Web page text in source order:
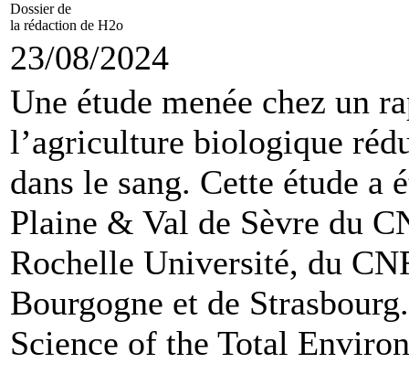
Dossier de
la rédaction de H2o
23/08/2024
Une étude menée chez un
l’agriculture biologique
dans le sang. Cette étude a
Plaine & Val de Sèvre du
Rochelle Université, du
Bourgogne et de
Science of the Total